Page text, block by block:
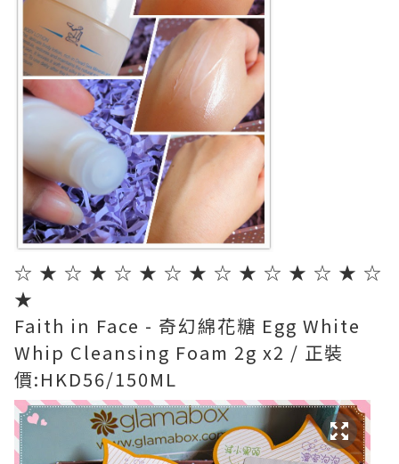
☆ ★ ☆ ★ ☆ ★ ☆ ★ ☆ ★ ☆ ★ ☆ ★ ☆
★
Faith in Face - 奇幻綿花糖 Egg White
Whip Cleansing Foam 2g x2 / 正裝
價:HKD56/150ML